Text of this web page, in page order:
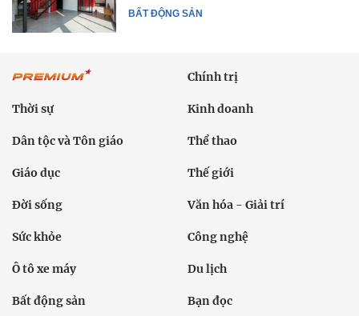
BẤT ĐỘNG SẢN
Chính trị
Thời sự Kinh doanh
Dân tộc và Tôn giáo Thể thao
Giáo dục Thế giới
Đời sống Văn hóa - Giải trí
Sức khỏe Công nghệ
Ô tô xe máy Du lịch
Bất động sản Bạn đọc